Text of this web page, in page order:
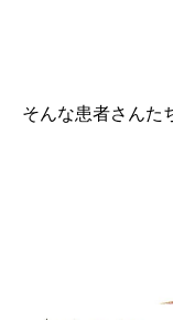
そんな患者さんた